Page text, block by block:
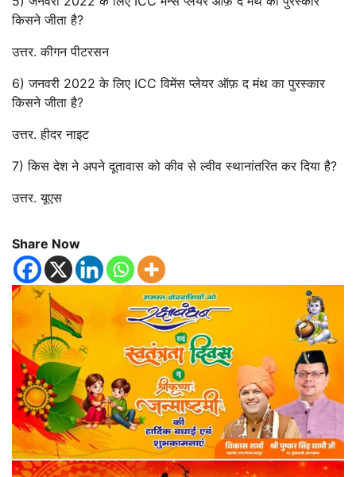
किसने जीता है?
उत्तर. कीगन पीटरसन
6) जनवरी 2022 के लिए ICC विमेंस प्लेयर ऑफ़ द मंथ का पुरस्कार
किसने जीता है?
उत्तर. हीदर नाइट
7) किस देश ने अपने दूतावास को कीव से ल्वीव स्थानांतरित कर दिया है?
उत्तर. यूएस
Share Now